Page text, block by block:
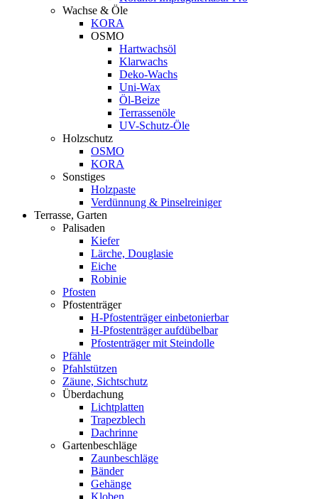
Wachse & Öle
KORA
OSMO
Hartwachsöl
Klarwachs
Deko-Wachs
Uni-Wax
Öl-Beize
Terrassenöle
UV-Schutz-Öle
Holzschutz
OSMO
KORA
Sonstiges
Holzpaste
Verdünnung & Pinselreiniger
Terrasse, Garten
Palisaden
Kiefer
Lärche, Douglasie
Eiche
Robinie
Pfosten
Pfostenträger
H-Pfostenträger einbetonierbar
H-Pfostenträger aufdübelbar
Pfostenträger mit Steindolle
Pfähle
Pfahlstützen
Zäune, Sichtschutz
Überdachung
Lichtplatten
Trapezblech
Dachrinne
Gartenbeschläge
Zaunbeschläge
Bänder
Gehänge
Kloben